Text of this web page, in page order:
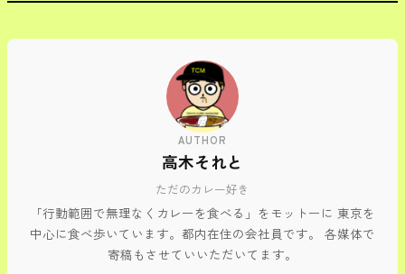
AUTHOR
高木それと
ただのカレー好き
「行動範囲で無理なくカレーを食べる」をモットーに 東京を
中心に食べ歩いています。都内在住の会社員です。 各媒体で
寄稿もさせていいただいてます。